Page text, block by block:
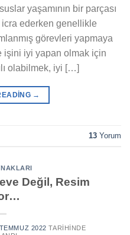
yaşamının bir parçası
ederken genellikle
görevleri yapmaya
işini iyi yapan olmak için
olabilmek, iyi […]
→
13 Yorum
Değil, Resim
2022 TARIHINDE